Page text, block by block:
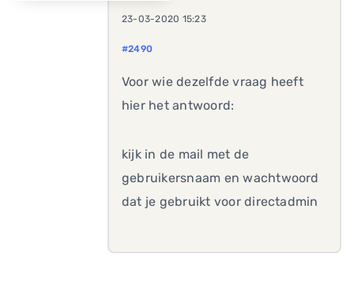
23-03-2020 15:23
#2490
Voor wie dezelfde vraag heeft
hier het antwoord:
kijk in de mail met de
gebruikersnaam en wachtwoord
dat je gebruikt voor directadmin